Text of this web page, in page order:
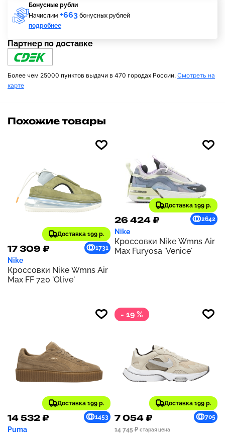
Бонусные рубли
Начислим +663 бонусных рублей
подробнее
Партнер по доставке
Более чем 25000 пунктов выдачи в 470 городах России. Смотреть на
карте
Похожие товары
Доставка 199 р.
17 309 ₽ 1731
Nike
Кроссовки Nike Wmns Air
Max FF 720 'Olive'
Доставка 199 р.
26 424 ₽ 2642
Nike
Кроссовки Nike Wmns Air
Max Furyosa 'Venice'
Доставка 199 р.
14 532 ₽ 1453
Puma
- 19 %
Доставка 199 р.
7 054 ₽
705
14 745 ₽ старая цена